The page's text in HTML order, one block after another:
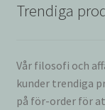
Trendiga
Vår filosofi och
kunder trendiga
på för-order för